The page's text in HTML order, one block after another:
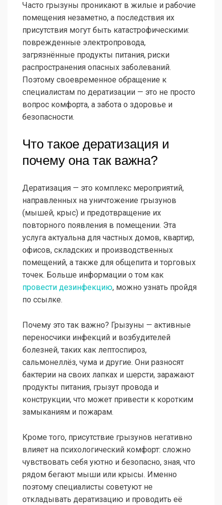
Часто грызуны проникают в жилые и рабочие
помещения незаметно, а последствия их
присутствия могут быть катастрофическими:
поврежденные электропровода,
загрязнённые продукты питания, риски
распространения опасных заболеваний.
Поэтому своевременное обращение к
специалистам по дератизации — это не просто
вопрос комфорта, а забота о здоровье и
безопасности.
Что такое дератизация и
почему она так важна?
Дератизация — это комплекс мероприятий,
направленных на уничтожение грызунов
(мышей, крыс) и предотвращение их
повторного появления в помещении. Эта
услуга актуальна для частных домов, квартир,
офисов, складских и производственных
помещений, а также для общепита и торговых
точек. Больше информации о том как
провести дезинфекцию, можно узнать пройдя
по ссылке.
Почему это так важно? Грызуны — активные
переносчики инфекций и возбудителей
болезней, таких как лептоспироз,
сальмонеллёз, чума и другие. Они разносят
бактерии на своих лапках и шерсти, заражают
продукты питания, грызут провода и
конструкции, что может привести к коротким
замыканиям и пожарам.
Кроме того, присутствие грызунов негативно
влияет на психологический комфорт: сложно
чувствовать себя уютно и безопасно, зная, что
рядом бегают мыши или крысы. Именно
поэтому специалисты советуют не
откладывать дератизацию и проводить её